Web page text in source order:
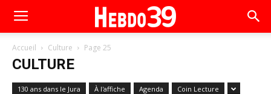
Accueil Culture Page 25
CULTURE
130 ans dans le Jura À l'affiche Agenda Coin Lecture